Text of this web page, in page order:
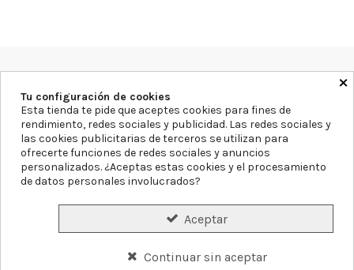
Farmacia Blanca Llacer
965855297
info@farmaciablancallacer.es
Aviso legal Política de Privacidad
Política de Cookies
Declaración de accesibilidad
Mapa del sitio
Garantías y Devoluciones
Conócenos Servicios Blog Contacto
×
Tu configuración de cookies
Esta tienda te pide que aceptes cookies para fines de
rendimiento, redes sociales y publicidad. Las redes sociales y
las cookies publicitarias de terceros se utilizan para
ofrecerte funciones de redes sociales y anuncios
personalizados. ¿Aceptas estas cookies y el procesamiento
de datos personales involucrados?
Aceptar
Continuar sin aceptar